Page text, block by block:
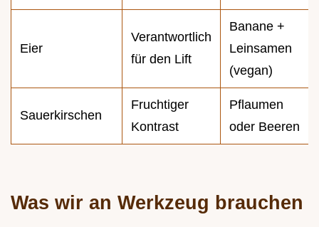
Eier
Verantwortlich
für den Lift
Banane +
Leinsamen
(vegan)
Sauerkirschen
Fruchtiger
Kontrast
Pflaumen
oder Beeren
Was wir an Werkzeug brauchen